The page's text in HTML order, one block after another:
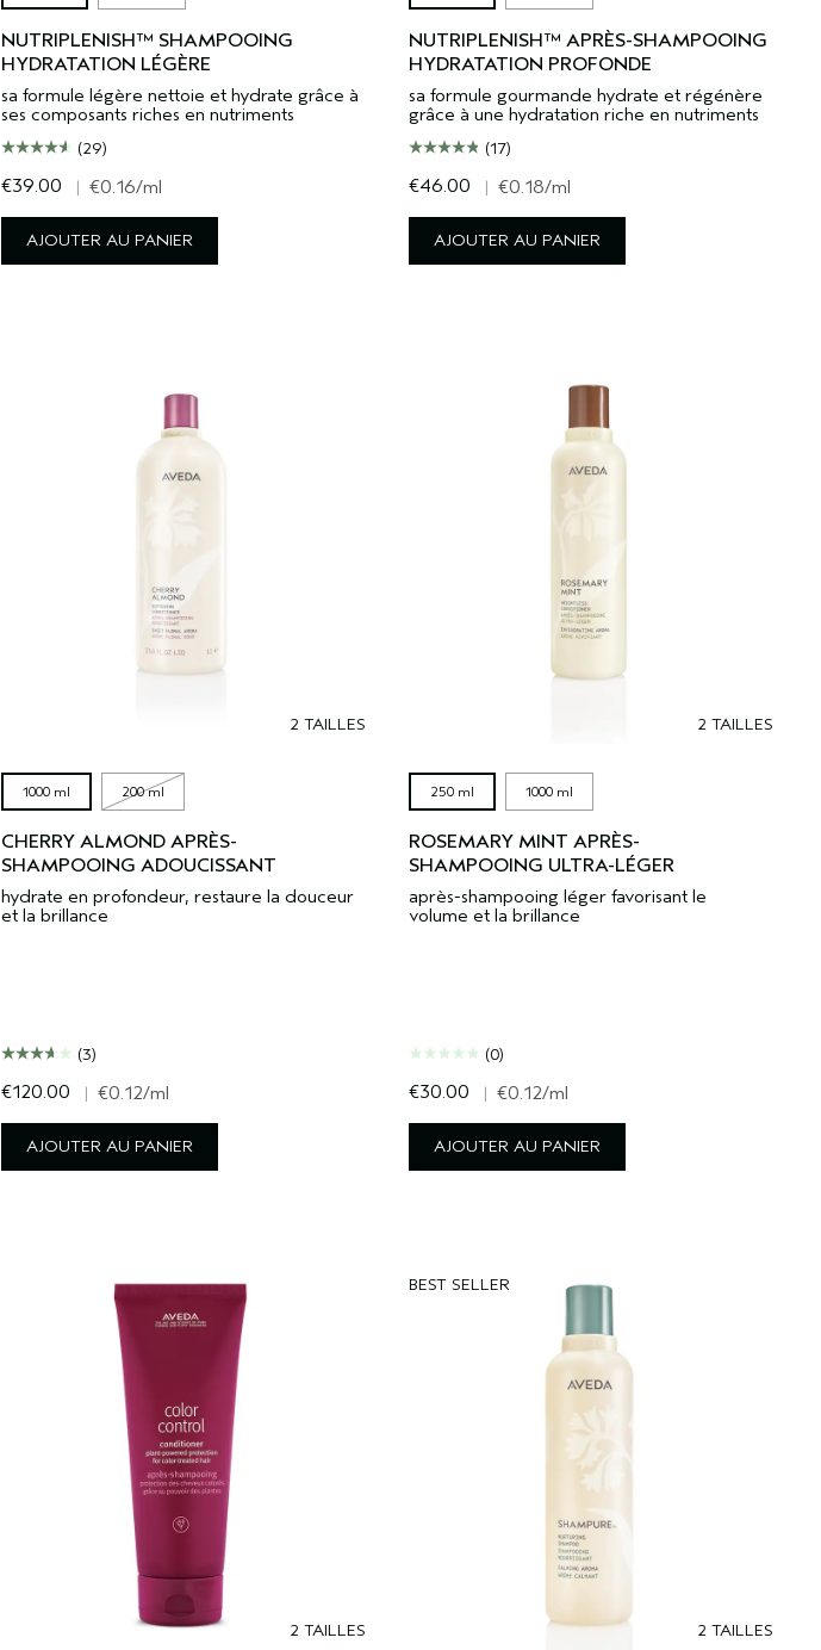
NUTRIPLENISH™ SHAMPOOING
HYDRATATION LÉGÈRE
sa formule légère nettoie et hydrate grâce à
ses composants riches en nutriments
(29)
€39.00 | €0.16/ml
AJOUTER AU PANIER
NUTRIPLENISH™ APRÈS-SHAMPOOING
HYDRATATION PROFONDE
sa formule gourmande hydrate et régénère
grâce à une hydratation riche en nutriments
(17)
€46.00 | €0.18/ml
AJOUTER AU PANIER
2 TAILLES
1000 ml 200 ml
CHERRY ALMOND APRÈS-
SHAMPOOING ADOUCISSANT
hydrate en profondeur, restaure la douceur
et la brillance
(3)
€120.00 | €0.12/ml
AJOUTER AU PANIER
2 TAILLES
250 ml 1000 ml
ROSEMARY MINT APRÈS-
SHAMPOOING ULTRA-LÉGER
après-shampooing léger favorisant le
volume et la brillance
(0)
€30.00 | €0.12/ml
AJOUTER AU PANIER
2 TAILLES
BEST SELLER
2 TAILLES